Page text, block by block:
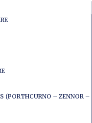
(PORTHCURNO – ZENNOR –